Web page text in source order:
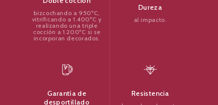
bizcochando a 950ºC,
vitrificando a 1.400ºC y
realizando una triple
cocción a 1.200ºC si se
incorporan decorados.
Dureza
al impacto.
Garantía de
desportillado
Resistencia